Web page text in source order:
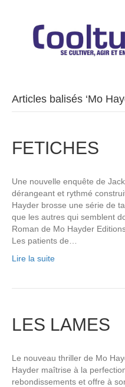
Articles balisés ‘Mo
FETICHES
Une nouvelle enquête de
dérangeant et rythmé
Hayder brosse une série de
que les autres qui semblent
Roman de Mo Hayder
Les patients de…
Lire la suite
LES LAMES
Le nouveau thriller de Mo
Hayder maîtrise à la
rebondissements et offre à